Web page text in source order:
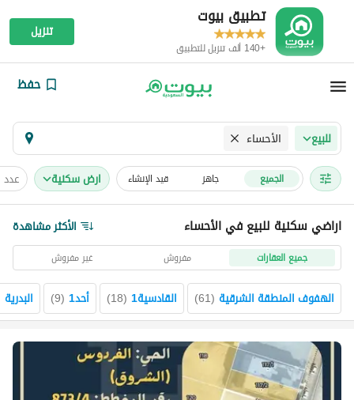
تطبيق بيوت
+140 ألف تنزيل للتطبيق
تنزيل
حفظ
للبيع الأحساء
الجميع جاهز قيد الإنشاء ارض سكنية
اراضي سكنية للبيع في الأحساء الأكثر مشاهدة
جميع العقارات مفروش غير مفروش
الهفوف المنطقة الشرقية (
61
) القادسية1 (
18
) أحد1 (
9
) البدرية